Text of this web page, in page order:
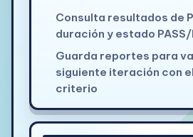
Consulta resultados de
duración y estado PASS/
Guarda reportes para
siguiente iteración con
criterio